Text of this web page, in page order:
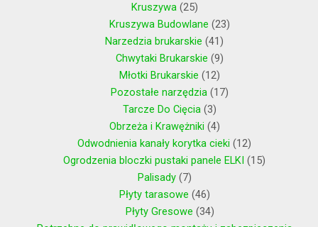
Kruszywa 25
Kruszywa Budowlane 23
Narzedzia brukarskie 41
Chwytaki Brukarskie 9
Młotki Brukarskie 12
Pozostałe narzędzia 17
Tarcze Do Cięcia 3
Obrzeża i Krawężniki 4
Odwodnienia kanały korytka cieki 12
Ogrodzenia bloczki pustaki panele ELKI 15
Palisady 7
Płyty tarasowe 46
Płyty Gresowe 34